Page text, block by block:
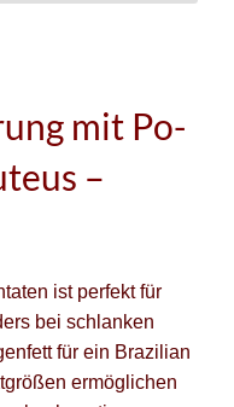
mit Po-
–
ist perfekt für
bei schlanken
für ein Brazilian
ermöglichen